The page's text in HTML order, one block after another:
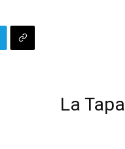
La Tapa